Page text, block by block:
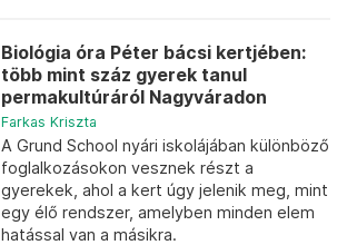
Biológia óra Péter bácsi kertjében:
több mint száz gyerek tanul
permakultúráról Nagyváradon
Farkas Kriszta
A Grund School nyári iskolájában különböző
foglalkozásokon vesznek részt a
gyerekek, ahol a kert úgy jelenik meg, mint
egy élő rendszer, amelyben minden elem
hatással van a másikra.